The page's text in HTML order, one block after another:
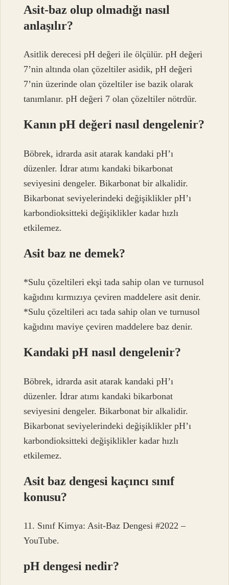
Asit-baz olup olmadığı nasıl
anlaşılır?
Asitlik derecesi pH değeri ile ölçülür. pH değeri
7’nin altında olan çözeltiler asidik, pH değeri
7’nin üzerinde olan çözeltiler ise bazik olarak
tanımlanır. pH değeri 7 olan çözeltiler nötrdür.
Kanın pH değeri nasıl dengelenir?
Böbrek, idrarda asit atarak kandaki pH’ı
düzenler. İdrar atımı kandaki bikarbonat
seviyesini dengeler. Bikarbonat bir alkalidir.
Bikarbonat seviyelerindeki değişiklikler pH’ı
karbondioksitteki değişiklikler kadar hızlı
etkilemez.
Asit baz ne demek?
*Sulu çözeltileri ekşi tada sahip olan ve turnusol
kağıdını kırmızıya çeviren maddelere asit denir.
*Sulu çözeltileri acı tada sahip olan ve turnusol
kağıdını maviye çeviren maddelere baz denir.
Kandaki pH nasıl dengelenir?
Böbrek, idrarda asit atarak kandaki pH’ı
düzenler. İdrar atımı kandaki bikarbonat
seviyesini dengeler. Bikarbonat bir alkalidir.
Bikarbonat seviyelerindeki değişiklikler pH’ı
karbondioksitteki değişiklikler kadar hızlı
etkilemez.
Asit baz dengesi kaçıncı sınıf
konusu?
11. Sınıf Kimya: Asit-Baz Dengesi #2022 –
YouTube.
pH dengesi nedir?